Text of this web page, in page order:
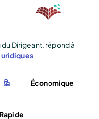
Dirigeant, répond à
Économique
Rapide